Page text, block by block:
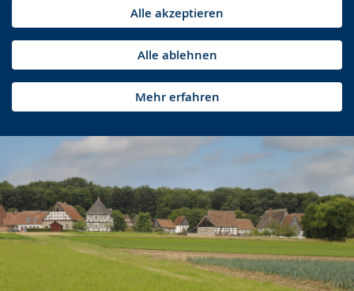
Alle akzeptieren
Alle ablehnen
Mehr erfahren